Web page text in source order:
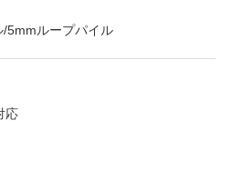
5mmループパイル
応